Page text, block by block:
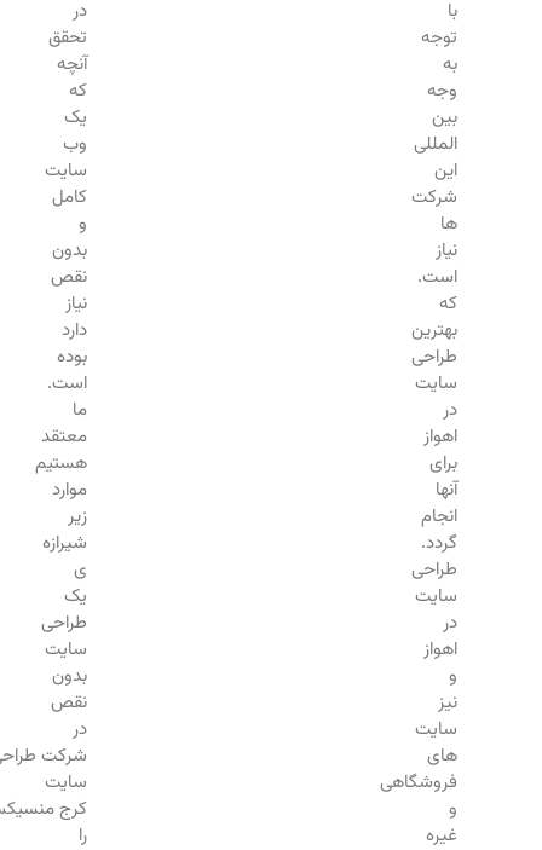
توجه
وجه
بین
المللی
این
شرکت
ها
نیاز
است.
که
بهترین
طراحی
سایت
اهواز
برای
آنها
انجام
گردد.
طراحی
سایت
اهواز
نیز
سایت
های
فروشگاهی
غیره
تحقق
آنچه
که
یک
وب
سایت
کامل
بدون
نقص
نیاز
دارد
بوده
است.
معتقد
هستیم
موارد
زیر
شیرازه
یک
طراحی
سایت
بدون
نقص
شرکت طراحی
سایت
کرج منسیکس